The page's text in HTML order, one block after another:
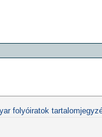
folyóiratok